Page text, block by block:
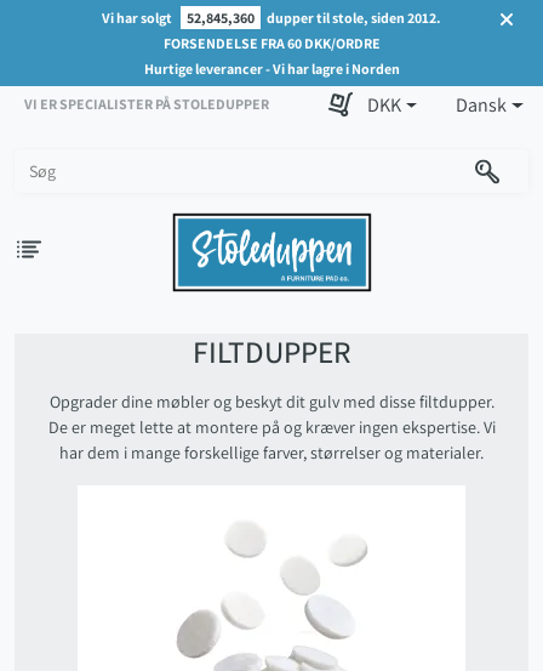
Vi har solgt 52,845,360
dupper til stole, siden 2012.
FORSENDELSE FRA 60 DKK/ORDRE
Hurtige leverancer - Vi har lagre i Norden
VI ER SPECIALISTER PÅ STOLEDUPPER
DKK Dansk
FILTDUPPER
Opgrader dine møbler og beskyt dit gulv med disse filtdupper.
De er meget lette at montere på og kræver ingen ekspertise. Vi
har dem i mange forskellige farver, størrelser og materialer.